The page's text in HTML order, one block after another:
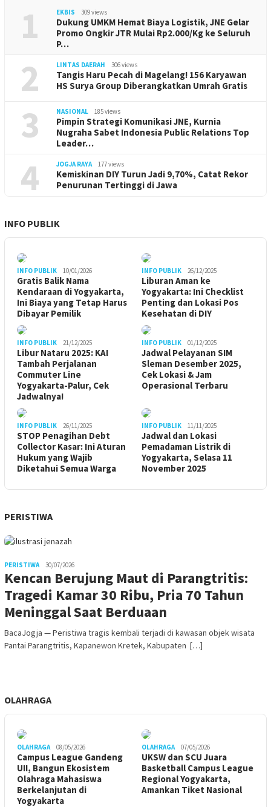
1 EKBIS 309 views
Dukung UMKM Hemat Biaya Logistik, JNE Gelar
Promo Ongkir JTR Mulai Rp2.000/Kg ke Seluruh
P…
2 LINTAS DAERAH 306 views
Tangis Haru Pecah di Magelang! 156 Karyawan
HS Surya Group Diberangkatkan Umrah Gratis
3 NASIONAL 185 views
Pimpin Strategi Komunikasi JNE, Kurnia
Nugraha Sabet Indonesia Public Relations Top
Leader…
4 JOGJA RAYA 177 views
Kemiskinan DIY Turun Jadi 9,70%, Catat Rekor
Penurunan Tertinggi di Jawa
INFO PUBLIK
INFO PUBLIK 10/01/2026
Gratis Balik Nama
Kendaraan di Yogyakarta,
Ini Biaya yang Tetap Harus
Dibayar Pemilik
INFO PUBLIK 26/12/2025
Liburan Aman ke
Yogyakarta: Ini Checklist
Penting dan Lokasi Pos
Kesehatan di DIY
INFO PUBLIK 21/12/2025
Libur Nataru 2025: KAI
Tambah Perjalanan
Commuter Line
Yogyakarta-Palur, Cek
Jadwalnya!
INFO PUBLIK 01/12/2025
Jadwal Pelayanan SIM
Sleman Desember 2025,
Cek Lokasi & Jam
Operasional Terbaru
INFO PUBLIK 26/11/2025
STOP Penagihan Debt
Collector Kasar: Ini Aturan
Hukum yang Wajib
Diketahui Semua Warga
INFO PUBLIK 11/11/2025
Jadwal dan Lokasi
Pemadaman Listrik di
Yogyakarta, Selasa 11
November 2025
PERISTIWA
PERISTIWA 30/07/2026
Kencan Berujung Maut di Parangtritis:
Tragedi Kamar 30 Ribu, Pria 70 Tahun
Meninggal Saat Berduaan
BacaJogja — Peristiwa tragis kembali terjadi di kawasan objek wisata
Pantai Parangtritis, Kapanewon Kretek, Kabupaten […]
OLAHRAGA
OLAHRAGA 08/05/2026
Campus League Gandeng
UII, Bangun Ekosistem
Olahraga Mahasiswa
Berkelanjutan di
Yogyakarta
OLAHRAGA 07/05/2026
UKSW dan SCU Juara
Basketball Campus League
Regional Yogyakarta,
Amankan Tiket Nasional